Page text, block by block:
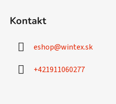
Kontakt
eshop@wintex.sk
+421911060277